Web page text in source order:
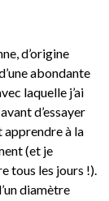
d’origine
abondante
laquelle j’ai
d’essayer
apprendre à la
(et je
tous les jours !).
diamètre